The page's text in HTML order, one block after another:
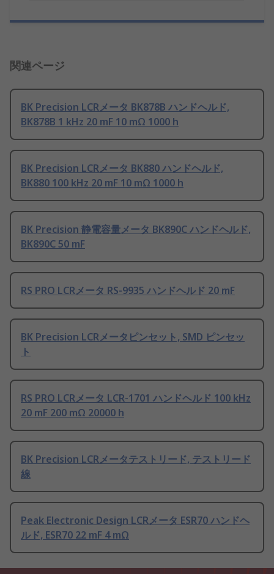
関連ページ
BK Precision LCRメータ BK878B ハンドヘルド,
BK878B 1 kHz 20 mF 10 mΩ 1000 h
BK Precision LCRメータ BK880 ハンドヘルド,
BK880 100 kHz 20 mF 10 mΩ 1000 h
BK Precision 静電容量メータ BK890C ハンドヘルド,
BK890C 50 mF
RS PRO LCRメータ RS-9935 ハンドヘルド 20 mF
BK Precision LCRメータピンセット, SMD ピンセッ
ト
RS PRO LCRメータ LCR-1701 ハンドヘルド 100 kHz
20 mF 200 mΩ 20000 h
BK Precision LCRメータテストリード, テストリード
線
Peak Electronic Design LCRメータ ESR70 ハンドヘ
ルド, ESR70 22 mF 4 mΩ